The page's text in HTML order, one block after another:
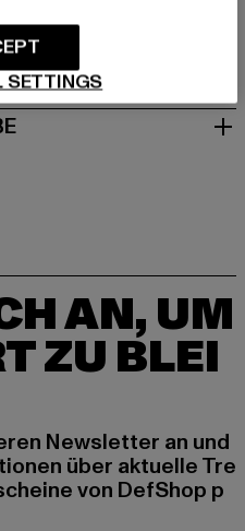
AN, UM
ZU BLEI
Newsletter an und
über aktuelle Tre
von DefShop p
SETTINGS